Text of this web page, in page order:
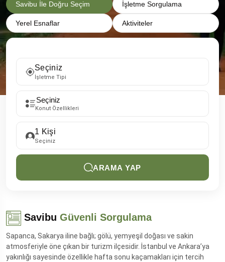
Savibu İle Doğru Seçim İşletme Sorgulama
Yerel Esnaflar Aktiviteler
Seçiniz
İşletme Tipi
Konut Özellikleri
1 Kişi
Seçiniz
ARAMA YAP
Savibu Güvenli Sorgulama
Sapanca, Sakarya iline bağlı; gölü, yemyeşil doğası ve sakin
atmosferiyle öne çıkan bir turizm ilçesidir. İstanbul ve Ankara’ya
yakınlığı sayesinde özellikle hafta sonu kaçamakları için tercih